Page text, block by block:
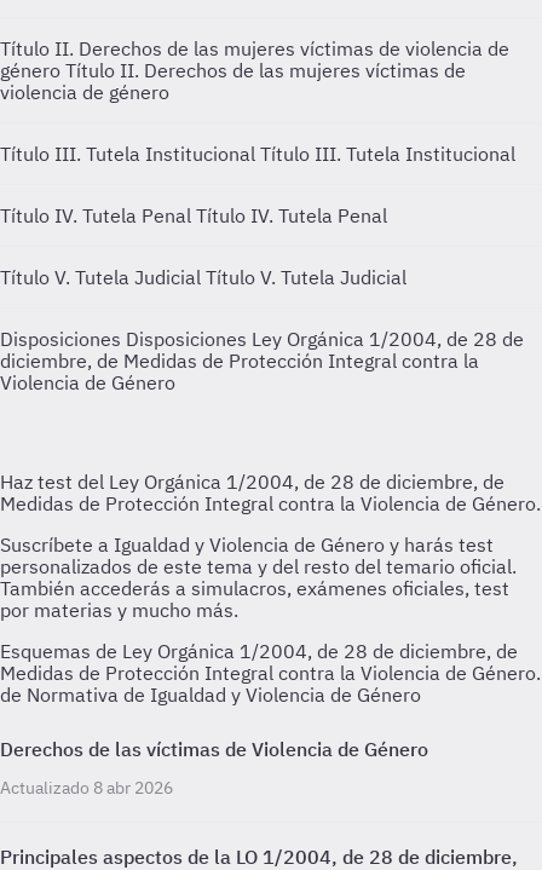
Título II. Derechos de las mujeres víctimas de violencia de
género Título II. Derechos de las mujeres víctimas de
violencia de género
Título III. Tutela Institucional Título III. Tutela Institucional
Título IV. Tutela Penal Título IV. Tutela Penal
Título V. Tutela Judicial Título V. Tutela Judicial
Disposiciones Disposiciones Ley Orgánica 1/2004, de 28 de
diciembre, de Medidas de Protección Integral contra la
Violencia de Género
Esquemas de Ley Orgánica 1/2004, de 28 de diciembre, de
Medidas de Protección Integral contra la Violencia de Género.
de Normativa de Igualdad y Violencia de Género
Derechos de las víctimas de Violencia de Género
Actualizado 8 abr 2026
Principales aspectos de la LO 1/2004, de 28 de diciembre,